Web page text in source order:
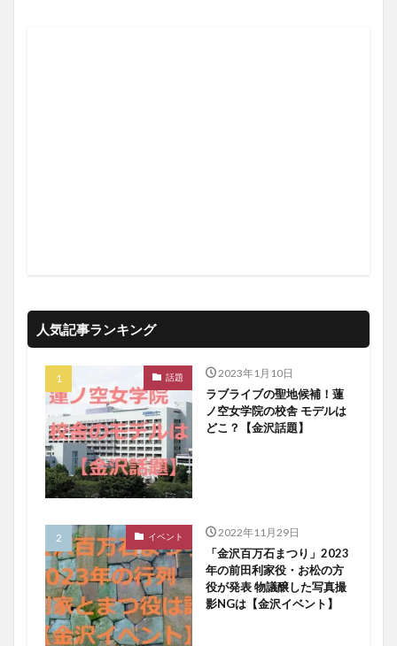
人気記事ランキング
話題 2023年1月10日
ラブライブの聖地候補！蓮
ノ空女学院の校舎 モデルは
どこ？【金沢話題】
イベント 2022年11月29日
「金沢百万石まつり」2023
年の前田利家役・お松の方
役が発表 物議醸した写真撮
影NGは【金沢イベント】